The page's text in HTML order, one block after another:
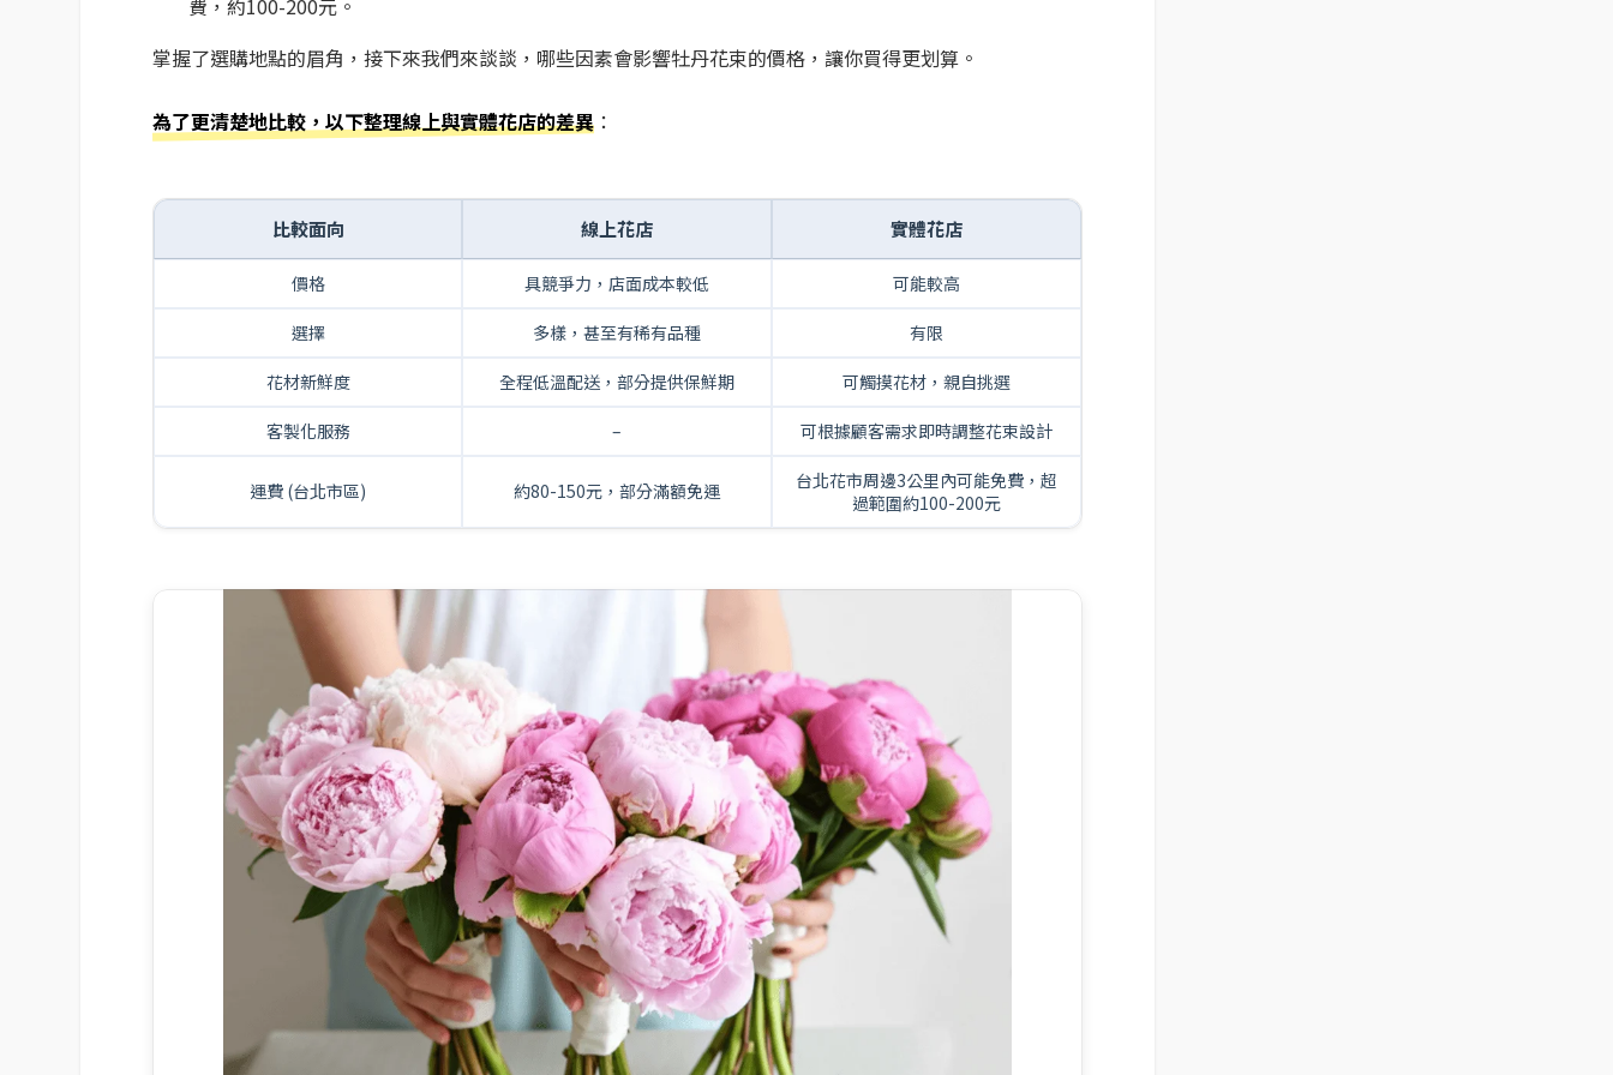
費，約100-200元。
掌握了選購地點的眉角，接下來我們來談談，哪些因素會影響牡丹花束的價格，讓你買得更划算。
為了更清楚地比較，以下整理線上與實體花店的差異 ：
比較面向 線上花店 實體花店
價格 具競爭力，店面成本較低 可能較高
選擇 多樣，甚至有稀有品種 有限
花材新鮮度 全程低溫配送，部分提供保鮮期 可觸摸花材，親自挑選
客製化服務 – 可根據顧客需求即時調整花束設計
運費 (台北市區) 約80-150元，部分滿額免運
台北花市周邊3公里內可能免費，超
過範圍約100-200元